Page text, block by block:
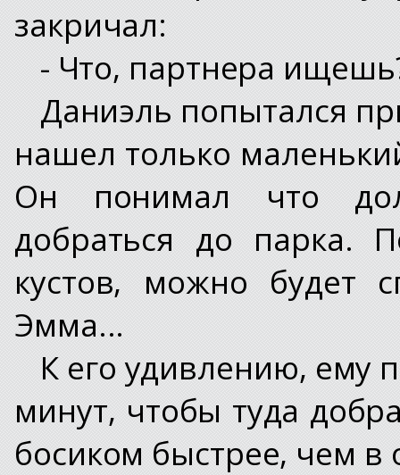
закричал:
- Что, партнера
Даниэль попытался
нашел только
Он понимал что
добраться до парка.
кустов, можно будет
Эмма...
К его удивлению, ему
минут, чтобы туда
босиком быстрее, чем в